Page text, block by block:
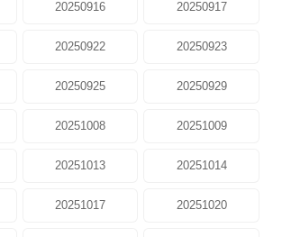
20250916 20250917
20250922 20250923
20250925 20250929
20251008 20251009
20251013 20251014
20251017 20251020